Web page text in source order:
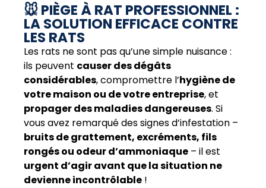
🐭 PIÈGE À RAT PROFESSIONNEL :
LA SOLUTION EFFICACE CONTRE
LES RATS
Les rats ne sont pas qu’une simple nuisance :
ils peuvent causer des dégâts
considérables, compromettre l’hygiène de
votre maison ou de votre entreprise, et
propager des maladies dangereuses. Si
vous avez remarqué des signes d’infestation –
bruits de grattement, excréments, fils
rongés ou odeur d’ammoniaque – il est
urgent d’agir avant que la situation ne
devienne incontrôlable !